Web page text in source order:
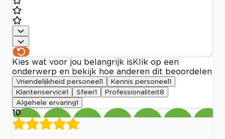
Kies wat voor jou belangrijk is Klik op een
onderwerp en bekijk hoe anderen dit beoordelen
Vriendelijkheid personeel 1 Kennis personeel 1
Klantenservice1 Sfeer1 Professionaliteit8
Algehele ervaring1
10